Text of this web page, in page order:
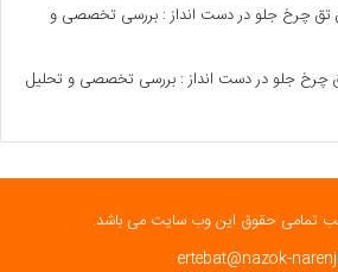
چرخ جلو در دست انداز : بررسی تخصصی و
چرخ جلو در دست انداز : بررسی تخصصی و تحلیل
تمامی حقوق این وب سایت می باشد.
ertebat@nazok-